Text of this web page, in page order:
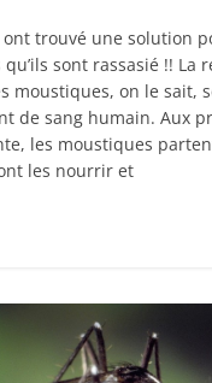
ont trouvé une solution
sont rassasié !! La
moustiques, on le sait,
de sang humain. Aux
les moustiques
les nourrir et